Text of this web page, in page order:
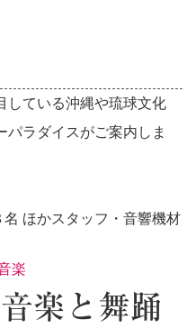
している沖縄や琉球文化
パラダイスがご案内しま
ほかスタッフ・音響機材
楽
楽と舞踊